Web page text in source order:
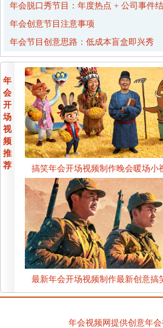
年会脱口秀节目：年度热点 + 公司事件
年会创意节目注意事项
年会节目创意思路：低成本盲盒即兴秀
年
会
开
场
视
频
推
荐
搞笑年会开场视频制作晚会暖场
最新年会开场视频制作最新创意
年会视频网提供创意年